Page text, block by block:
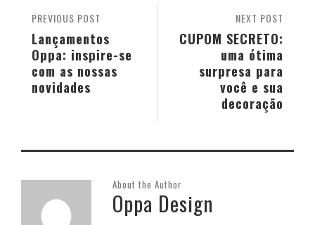
NEXT POST
CUPOM SECRETO:
uma ótima
surpresa para
você e sua
decoração
PREVIOUS POST
Lançamentos
Oppa: inspire-se
com as nossas
novidades
About the Author
Oppa Design